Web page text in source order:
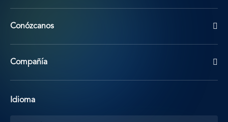
Conózcanos
Compañía
Idioma